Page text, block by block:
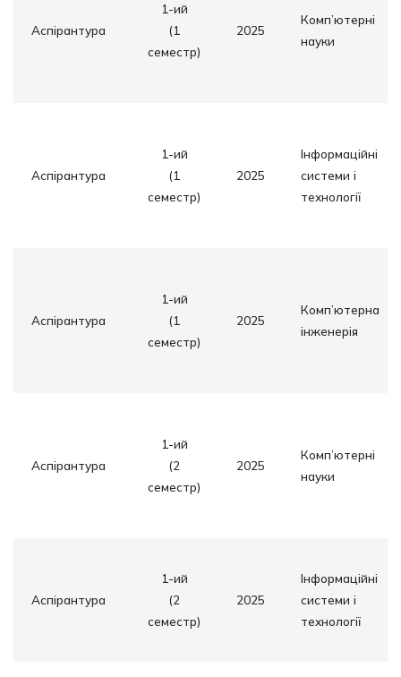
Аспірантура
1-ий
(1
семестр)
2025
Комп’ютерні
науки
Аспірантура
1-ий
(1
семестр)
2025
Інформаційні
системи і
технології
Аспірантура
1-ий
(1
семестр)
2025
Комп’ютерна
інженерія
Аспірантура
1-ий
(2
семестр)
2025
Комп’ютерні
науки
Аспірантура
1-ий
(2
семестр)
2025
Інформаційні
системи і
технології